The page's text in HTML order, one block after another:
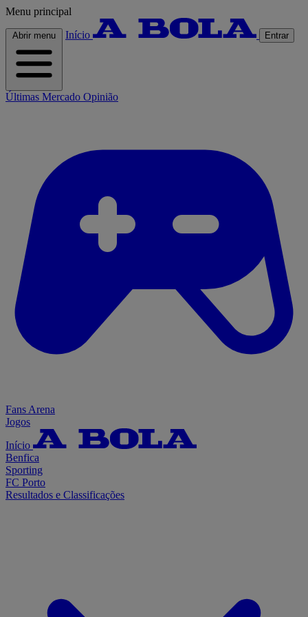
Menu principal
Abrir menu Início Entrar
Últimas Mercado Opinião
Fans Arena
Jogos
Início
Benfica
Sporting
FC Porto
Resultados e Classificações